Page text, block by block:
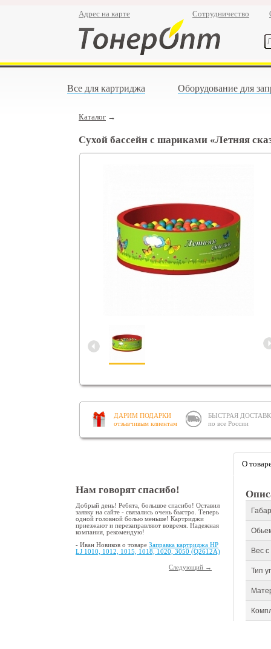
Адрес на карте Сотрудничество
Все для картриджа Оборудование для
Каталог →
Сухой бассейн с шариками «Летняя
ДАРИМ ПОДАРКИ
отзывчивым клиентам
БЫСТРАЯ
по все России
Нам говорят спасибо!
Добрый день! Ребята, большое спасибо! Оставил
заявку на сайте - связались очень быстро. Теперь
одной головной болью меньше! Картриджи
приезжают и перезаправляют вовремя. Надежная
компания, рекомендую!
- Иван Новиков о товаре Заправка картриджа HP
LJ 1010, 1012, 1015, 1018, 1020, 3050 (Q2612A)
Следующий →
О
Вес с
Тип